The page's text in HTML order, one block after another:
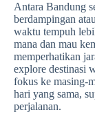
Antara Bandung
berdampingan
waktu tempuh
mana dan mau
memperhatikan
explore destinasi
fokus ke masing-
hari yang sama,
perjalanan.